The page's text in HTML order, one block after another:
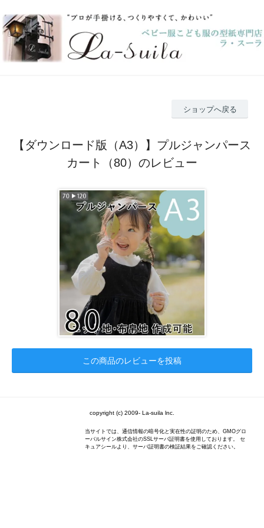
ショップへ戻る
【ダウンロード版（A3）】プルジャンパース
カート（80）のレビュー
この商品のレビューを投稿
copyright (c) 2009- La-suila lnc.
当サイトでは、通信情報の暗号化と実在性の証明のため、GMOグロ
ーバルサイン株式会社のSSLサーバ証明書を使用しております。 セ
キュアシールより、サーバ証明書の検証結果をご確認ください。